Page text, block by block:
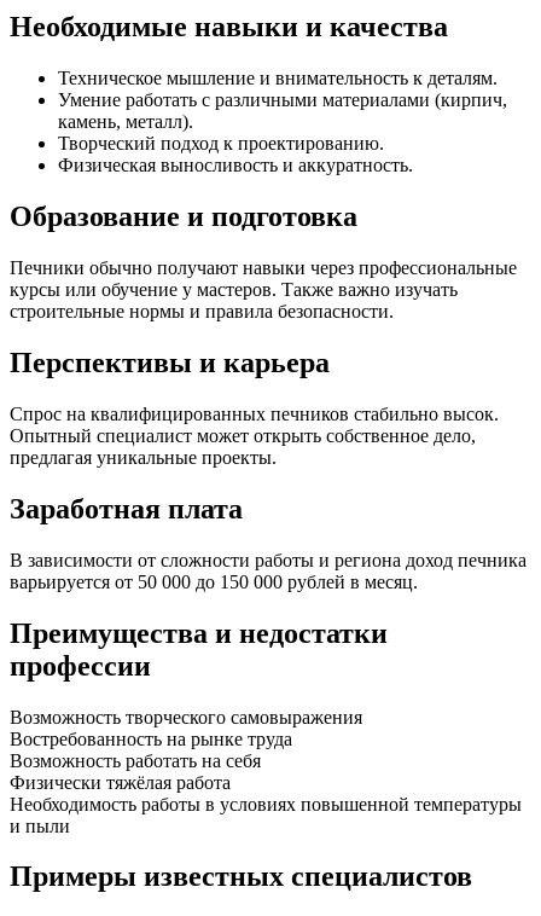
Необходимые навыки и качества
Техническое мышление и внимательность к деталям.
Умение работать с различными материалами (кирпич,
камень, металл).
Творческий подход к проектированию.
Физическая выносливость и аккуратность.
Образование и подготовка
Печники обычно получают навыки через профессиональные
курсы или обучение у мастеров. Также важно изучать
строительные нормы и правила безопасности.
Перспективы и карьера
Спрос на квалифицированных печников стабильно высок.
Опытный специалист может открыть собственное дело,
предлагая уникальные проекты.
Заработная плата
В зависимости от сложности работы и региона доход печника
варьируется от 50 000 до 150 000 рублей в месяц.
Преимущества и недостатки
профессии
Возможность творческого самовыражения
Востребованность на рынке труда
Возможность работать на себя
Физически тяжёлая работа
Необходимость работы в условиях повышенной температуры
и пыли
Примеры известных специалистов